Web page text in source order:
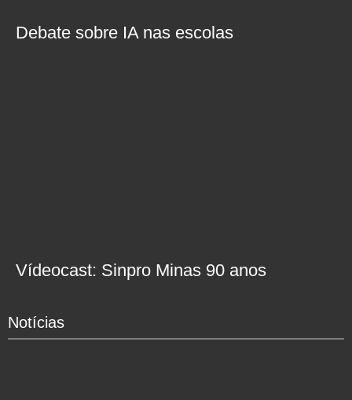
Debate sobre IA nas escolas
Vídeocast: Sinpro Minas 90 anos
Notícias